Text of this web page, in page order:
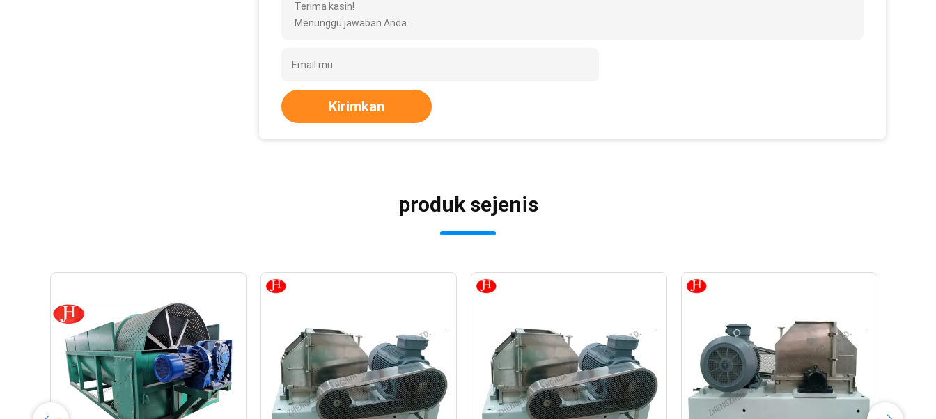
Terima kasih!
Menunggu jawaban Anda.
Kirimkan
produk sejenis